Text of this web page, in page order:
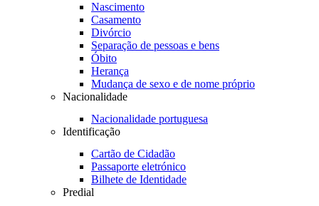
Nascimento
Casamento
Divórcio
Separação de pessoas e bens
Óbito
Herança
Mudança de sexo e de nome próprio
Nacionalidade
Nacionalidade portuguesa
Identificação
Cartão de Cidadão
Passaporte eletrónico
Bilhete de Identidade
Predial